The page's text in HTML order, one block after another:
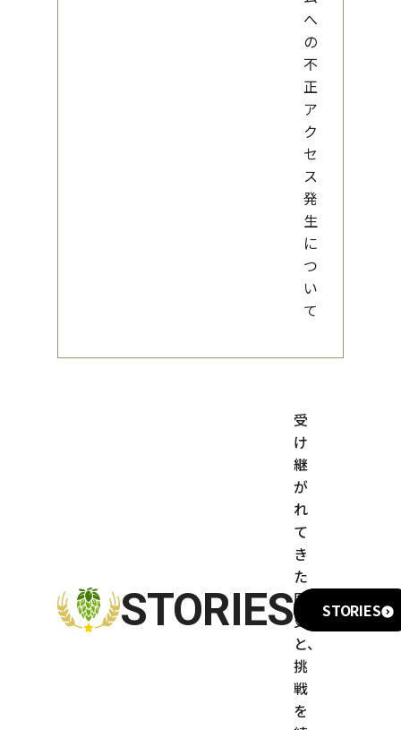
へ
の
不
正
ア
ク
セ
ス
発
生
に
つ
い
て
STORIES
受
け
継
が
れ
て
き
た
歴
史
と、
挑
戦
を
STORIES